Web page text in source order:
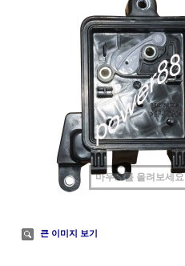
마우스를 올려보세요
큰 이미지 보기